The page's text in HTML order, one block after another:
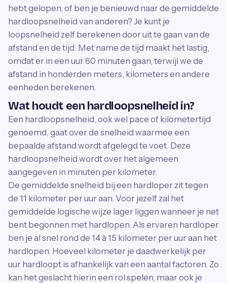
hebt gelopen, of ben je benieuwd naar de gemiddelde
hardloopsnelheid van anderen? Je kunt je
loopsnelheid zelf berekenen door uit te gaan van de
afstand en de tijd. Met name de tijd maakt het lastig,
omdat er in een uur 60 minuten gaan, terwijl we de
afstand in honderden meters, kilometers en andere
eenheden berekenen.
Wat houdt een hardloopsnelheid in?
Een hardloopsnelheid, ook wel pace of kilometertijd
genoemd, gaat over de snelheid waarmee een
bepaalde afstand wordt afgelegd te voet. Deze
hardloopsnelheid wordt over het algemeen
aangegeven in minuten per kilometer.
De gemiddelde snelheid bij een hardloper zit tegen
de 11 kilometer per uur aan. Voor jezelf zal het
gemiddelde logische wijze lager liggen wanneer je net
bent begonnen met hardlopen. Als ervaren hardloper
ben je al snel rond de 14 à 15 kilometer per uur aan het
hardlopen. Hoeveel kilometer je daadwerkelijk per
uur hardloopt is afhankelijk van een aantal factoren. Zo
kan het geslacht hierin een rol spelen, maar ook je